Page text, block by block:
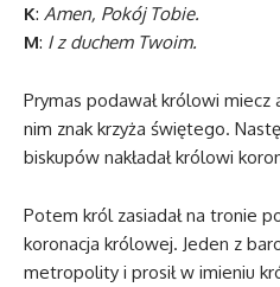
K: Amen, Pokój Tobie.
M: I z duchem Twoim.
Prymas podawał królowi
nim znak krzyża świętego.
biskupów nakładał królowi
Potem król zasiadał na tronie
koronacja królowej. Jeden z
metropolity i prosił w imieniu